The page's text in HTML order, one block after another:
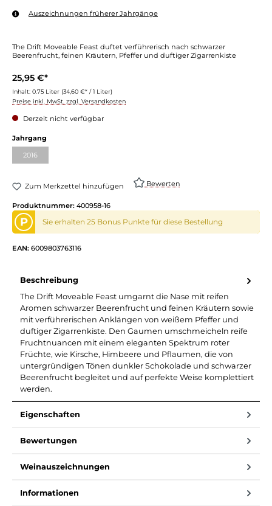
Auszeichnungen früherer Jahrgänge
The Drift Moveable Feast duftet verführerisch nach schwarzer
Beerenfrucht, feinen Kräutern, Pfeffer und duftiger Zigarrenkiste
25,95 €*
Inhalt: 0.75 Liter (34,60 €* / 1 Liter)
Preise inkl. MwSt. zzgl. Versandkosten
Derzeit nicht verfügbar
Jahrgang
2016
Zum Merkzettel hinzufügen Bewerten
Produktnummer: 400958-16
P Sie erhalten 25 Bonus Punkte für diese Bestellung
EAN: 6009803763116
Beschreibung
The Drift Moveable Feast umgarnt die Nase mit reifen
Aromen schwarzer Beerenfrucht und feinen Kräutern sowie
mit verführerischen Anklängen von weißem Pfeffer und
duftiger Zigarrenkiste. Den Gaumen umschmeicheln reife
Fruchtnuancen mit einem eleganten Spektrum roter
Früchte, wie Kirsche, Himbeere und Pflaumen, die von
untergründigen Tönen dunkler Schokolade und schwarzer
Beerenfrucht begleitet und auf perfekte Weise komplettiert
werden.
Eigenschaften
Bewertungen
Weinauszeichnungen
Informationen